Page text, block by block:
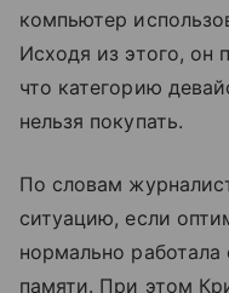
компьютер
Исходя из этого, он
что категорию
нельзя покупать.
По словам
ситуацию, если
нормально
памяти. При этом